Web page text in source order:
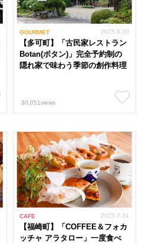
GOURMET
【多可町】「古民家レストラン
Botan(ボタン)」完全予約制の
隠れ家で味わう季節の創作料理
2025.8.30
30,051views
CAFE
【福崎町】「COFFEE＆フォカ
ッチャ アラタロー」一度食べ
2025.7.31